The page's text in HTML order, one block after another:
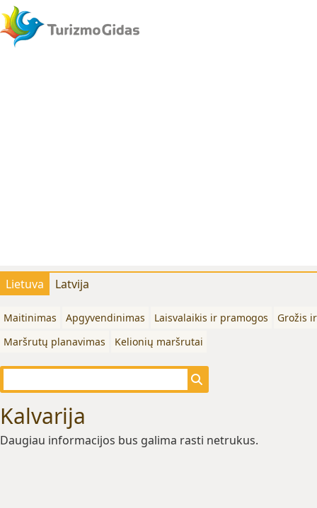
Lietuva Latvija
Maitinimas Apgyvendinimas Laisvalaikis ir pramogos
Grožis
Maršrutų planavimas
Kelionių maršrutai
Kalvarija
Daugiau informacijos bus galima rasti netrukus.